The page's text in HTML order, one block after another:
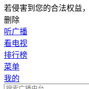
若侵害到您的合法权益
删除
听广播
看电视
排行榜
菜单
我的